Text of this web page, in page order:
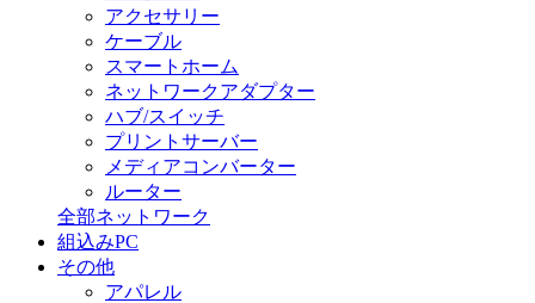
アクセサリー
ケーブル
スマートホーム
ネットワークアダプター
ハブ/スイッチ
プリントサーバー
メディアコンバーター
ルーター
全部ネットワーク
組込みPC
その他
アパレル